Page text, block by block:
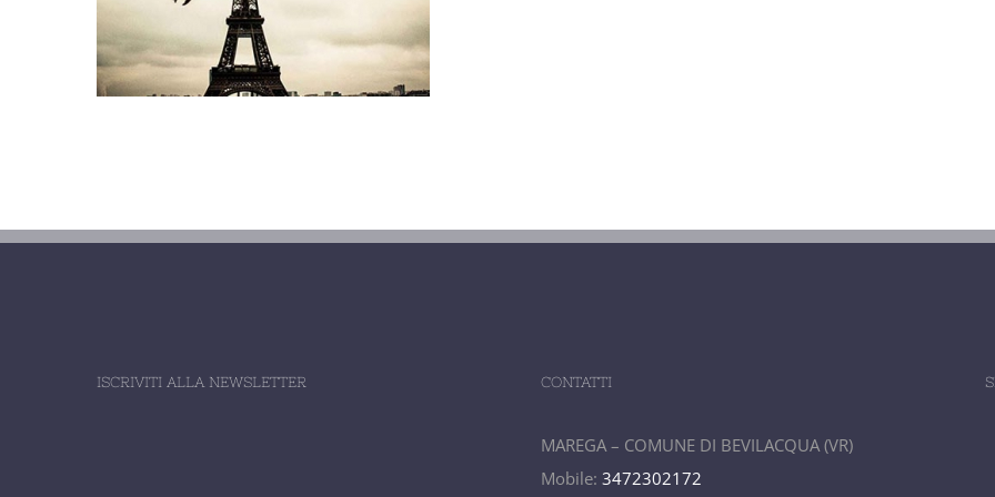
ISCRIVITI ALLA NEWSLETTER CONTATTI
MAREGA – COMUNE DI BEVILACQUA (VR)
Mobile: 3472302172